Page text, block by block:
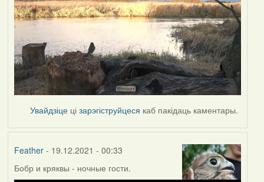
Увайдзіце цізарэгіструйцеся каб пакідаць каментары.
Feather- 19.12.2021 - 00:33
Бобр и кряквы - ночные гости.